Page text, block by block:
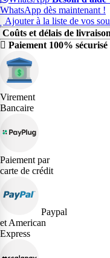
WhatsApp dès maintenant !
Ajouter à la liste de vos
Coûts et délais de
Paiement 100% sécurisé
Virement
Bancaire
Paiement par
carte de crédit
Paypal
et American
Express